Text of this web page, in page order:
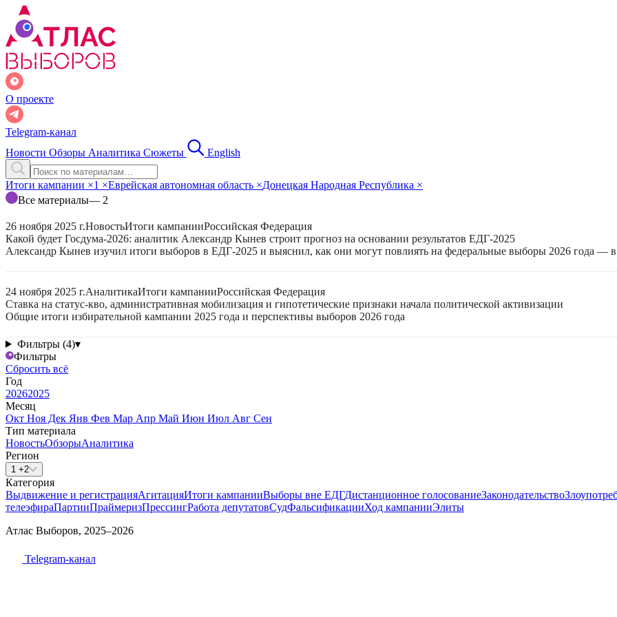
О проекте
Telegram-канал
Новости Обзоры Аналитика Сюжеты English
Итоги кампании ×1 ×Еврейская автономная область ×Донецкая Народная Республика ×
Все материалы— 2
26 ноября 2025 г.НовостьИтоги кампанииРоссийская Федерация
Какой будет Госдума-2026: аналитик Александр Кынев строит прогноз на основании результатов ЕДГ-2025
Александр Кынев изучил итоги выборов в ЕДГ-2025 и выяснил, как они могут повлиять на федеральные выборы 2026 года —
24 ноября 2025 г.АналитикаИтоги кампанииРоссийская Федерация
Ставка на статус-кво, административная мобилизация и гипотетические признаки начала политической активизации
Общие итоги избирательной кампании 2025 года и перспективы выборов 2026 года
Фильтры (4)▾
Фильтры
Сбросить всё
Год
20262025
Месяц
Окт Ноя Дек Янв Фев Мар Апр Май Июн Июл Авг Сен
Тип материала
НовостьОбзорыАналитика
Регион
1 +2
Категория
Выдвижение и регистрацияАгитацияИтоги кампанииВыборы вне ЕДГДистанционное голосованиеЗаконодательство
телеэфираПартииПраймеризПрессингРабота депутатовСудФальсификацииХод кампанииЭлиты
Атлас Выборов, 2025–2026
Telegram-канал